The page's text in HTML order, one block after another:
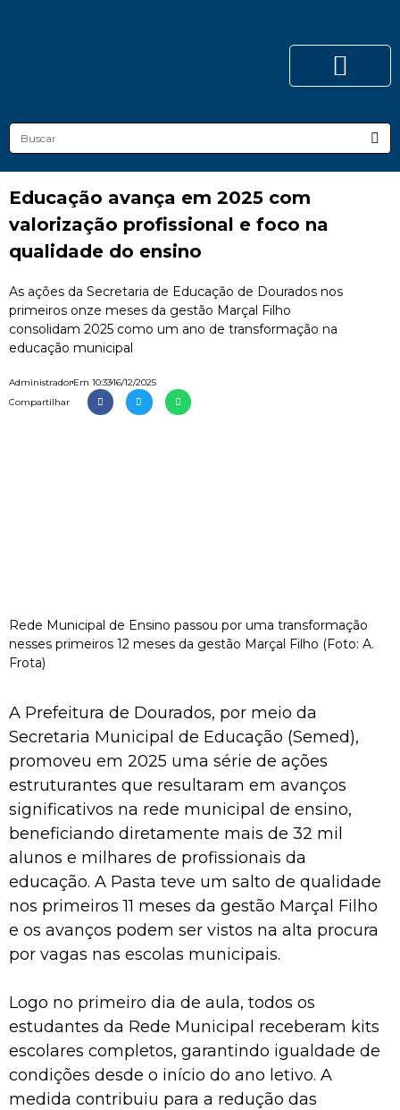
Educação avança em 2025 com
valorização profissional e foco na
qualidade do ensino
As ações da Secretaria de Educação de Dourados nos
primeiros onze meses da gestão Marçal Filho
consolidam 2025 como um ano de transformação na
educação municipal
AdministradorEm 10:3316/12/2025
Compartilhar
Rede Municipal de Ensino passou por uma transformação
nesses primeiros 12 meses da gestão Marçal Filho (Foto: A.
Frota)
A Prefeitura de Dourados, por meio da
Secretaria Municipal de Educação (Semed),
promoveu em 2025 uma série de ações
estruturantes que resultaram em avanços
significativos na rede municipal de ensino,
beneficiando diretamente mais de 32 mil
alunos e milhares de profissionais da
educação. A Pasta teve um salto de qualidade
nos primeiros 11 meses da gestão Marçal Filho
e os avanços podem ser vistos na alta procura
por vagas nas escolas municipais.
Logo no primeiro dia de aula, todos os
estudantes da Rede Municipal receberam kits
escolares completos, garantindo igualdade de
condições desde o início do ano letivo. A
medida contribuiu para a redução das